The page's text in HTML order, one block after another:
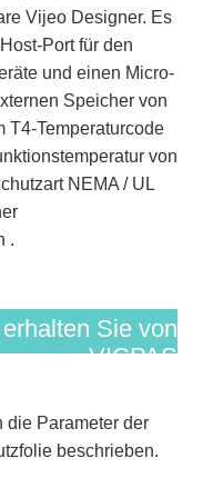
Vijeo Designer. Es
Port für den
und einen Micro-
Speicher von
T4-Temperaturcode
von
NEMA / UL
.
Sie von
VICPAS
die Parameter der
beschrieben.